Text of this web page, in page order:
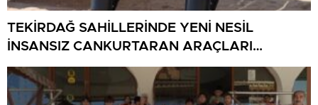
TEKİRDAĞ SAHİLLERİNDE YENİ NESİL
İNSANSIZ CANKURTARAN ARAÇLARI
GÖREVDE